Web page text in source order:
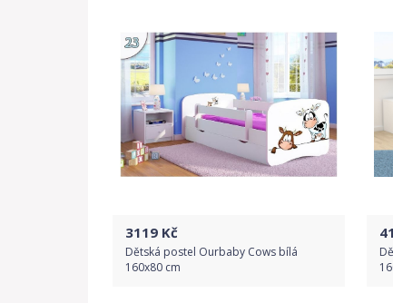
3119 Kč
Dětská postel Ourbaby Cows bílá
160x80 cm